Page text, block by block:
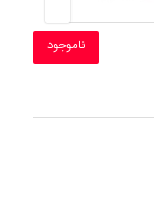
ناموجود